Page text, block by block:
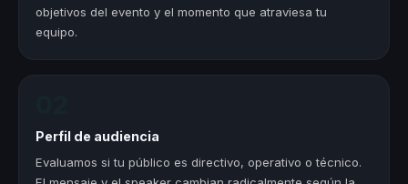
objetivos del evento y el momento que atraviesa tu
equipo.
Perfil de audiencia
Evaluamos si tu público es directivo, operativo o técnico.